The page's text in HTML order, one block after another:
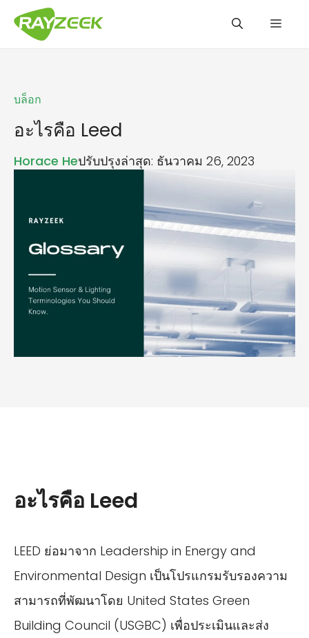
บล็อก
อะไรคือ Leed
Horace Heปรับปรุงล่าสุด: ธันวาคม 26, 2023
อะไรคือ Leed
LEED ย่อมาจาก Leadership in Energy and
Environmental Design เป็นโปรแกรมรับรองความ
สามารถที่พัฒนาโดย United States Green
Building Council (USGBC) เพื่อประเมินและส่ง